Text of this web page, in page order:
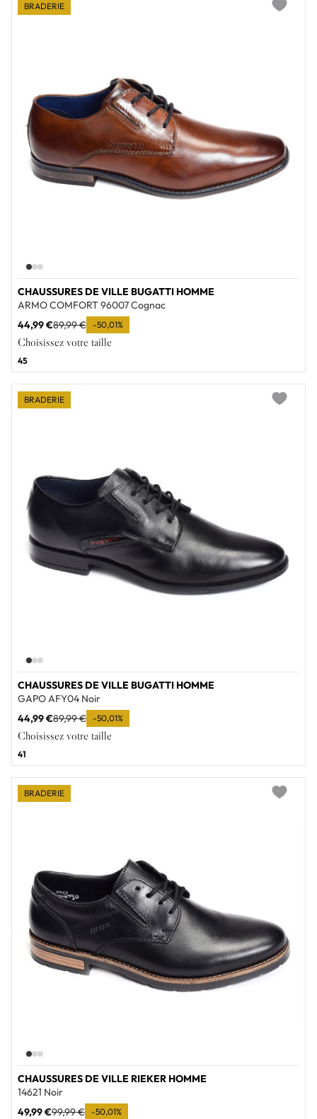
CHAUSSURES DE VILLE BUGATTI HOMME
ARMO COMFORT 96007 Cognac
44,99 €89,99 € -50,01%
Choisissez votre taille
45
BRADERIE
CHAUSSURES DE VILLE BUGATTI HOMME
GAPO AFY04 Noir
44,99 €89,99 € -50,01%
Choisissez votre taille
41
BRADERIE
CHAUSSURES DE VILLE RIEKER HOMME
14621 Noir
49,99 €99,99 € -50,01%
BRADERIE